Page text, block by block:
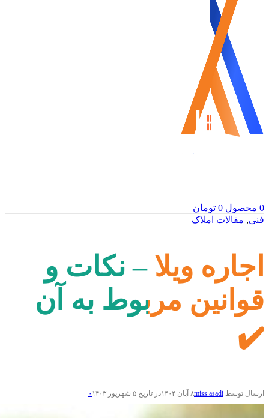
0 محصول 0 تومان
فنی, مقالات املاک
اجاره ویلا – نکات و
قوانین مربوط به آن
✔️
ارسال توسط miss.asadi۸ آبان ۱۴۰۴ در تاریخ ۵ شهریور ۱۴۰۳ ۰